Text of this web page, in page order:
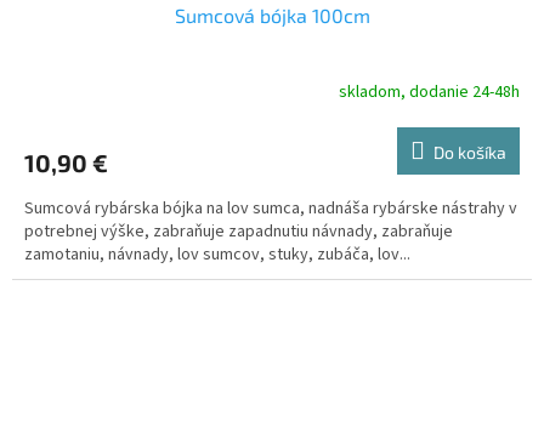
Sumcová bójka 100cm
skladom, dodanie 24-48h
10,90 € Do košíka
Sumcová rybárska bójka na lov sumca, nadnáša rybárske nástrahy v
potrebnej výške, zabraňuje zapadnutiu návnady, zabraňuje
zamotaniu, návnady, lov sumcov, stuky, zubáča, lov...